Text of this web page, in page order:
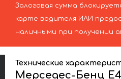
Залоговая сумма
карте водителя ИЛИ
наличными при получении
Технические
Мерседес-Бенц